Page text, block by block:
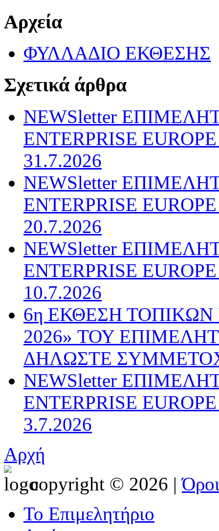
Αρχεία
ΦΥΛΛΑΔΙΟ ΕΚΘΕΣΗΣ
Σχετικά άρθρα
NEWSletter
ENTERPRISE
31.7.2026
NEWSletter
ENTERPRISE
20.7.2026
NEWSletter
ENTERPRISE
10.7.2026
6η ΕΚΘΕΣΗ ΤΟΠΙΚΩΝ
2026» ΤΟΥ
ΔΗΛΩΣΤΕ
NEWSletter
ENTERPRISE
3.7.2026
Αρχή
copyright © 2026 |
Το Επιμελητήριο